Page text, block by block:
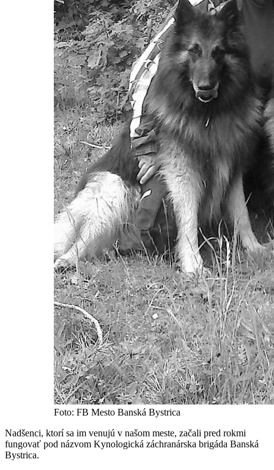
Foto: FB Mesto Banská Bystrica
Nadšenci, ktorí sa im venujú v našom meste, začali pred rokmi
fungovať pod názvom Kynologická záchranárska brigáda Banská
Bystrica.